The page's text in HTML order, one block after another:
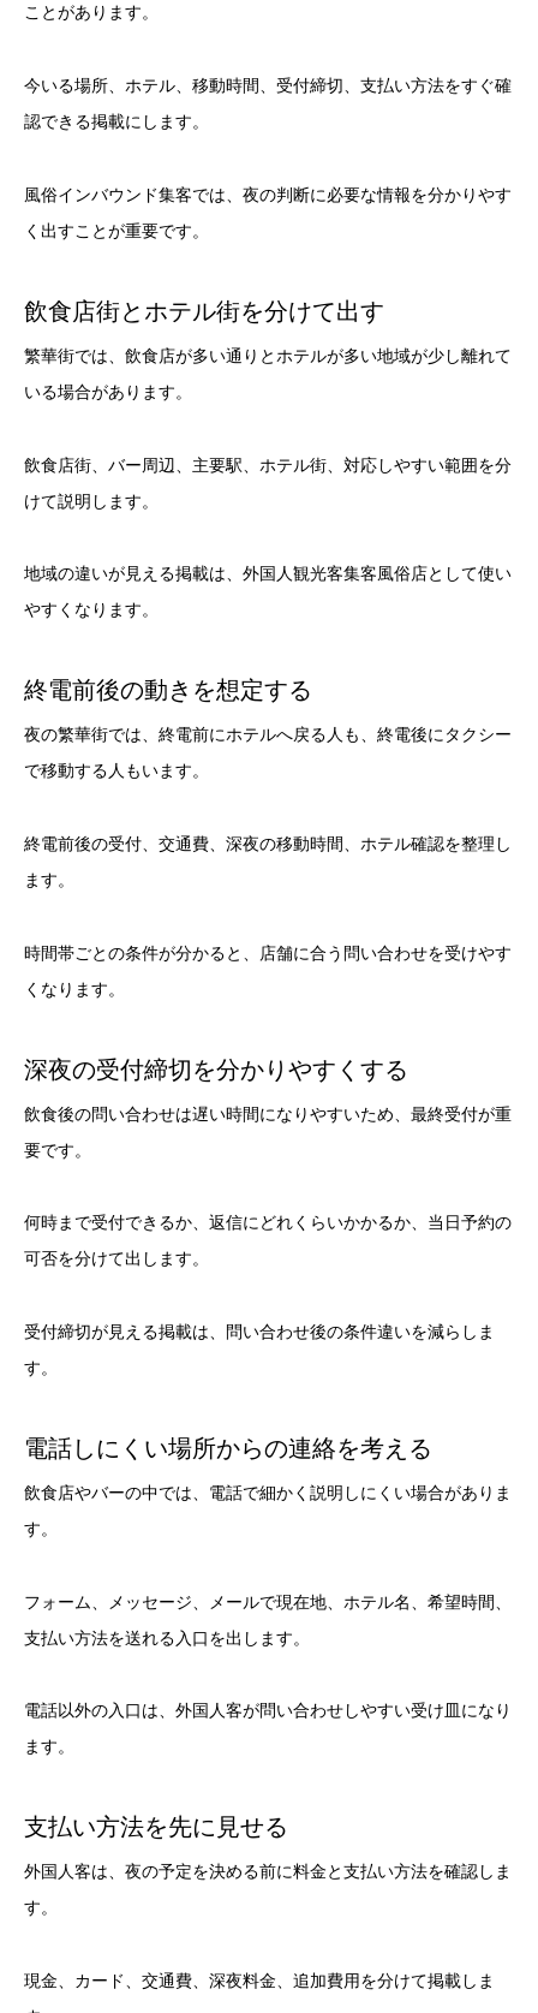
ことがあります。
今いる場所、ホテル、移動時間、受付締切、支払い方法をすぐ確
認できる掲載にします。
風俗インバウンド集客では、夜の判断に必要な情報を分かりやす
く出すことが重要です。
飲食店街とホテル街を分けて出す
繁華街では、飲食店が多い通りとホテルが多い地域が少し離れて
いる場合があります。
飲食店街、バー周辺、主要駅、ホテル街、対応しやすい範囲を分
けて説明します。
地域の違いが見える掲載は、外国人観光客集客風俗店として使い
やすくなります。
終電前後の動きを想定する
夜の繁華街では、終電前にホテルへ戻る人も、終電後にタクシー
で移動する人もいます。
終電前後の受付、交通費、深夜の移動時間、ホテル確認を整理し
ます。
時間帯ごとの条件が分かると、店舗に合う問い合わせを受けやす
くなります。
深夜の受付締切を分かりやすくする
飲食後の問い合わせは遅い時間になりやすいため、最終受付が重
要です。
何時まで受付できるか、返信にどれくらいかかるか、当日予約の
可否を分けて出します。
受付締切が見える掲載は、問い合わせ後の条件違いを減らしま
す。
電話しにくい場所からの連絡を考える
飲食店やバーの中では、電話で細かく説明しにくい場合がありま
す。
フォーム、メッセージ、メールで現在地、ホテル名、希望時間、
支払い方法を送れる入口を出します。
電話以外の入口は、外国人客が問い合わせしやすい受け皿になり
ます。
支払い方法を先に見せる
外国人客は、夜の予定を決める前に料金と支払い方法を確認しま
す。
現金、カード、交通費、深夜料金、追加費用を分けて掲載しま